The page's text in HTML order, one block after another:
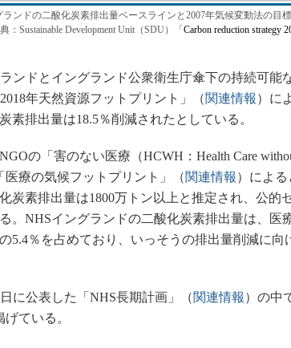
ンドの二酸化炭素排出量ベースラインと2007年気候変動法の目
：Sustainable Development Unit（SDU）「 Carbon reduction strategy
ンドとイングランド公衆衛生庁傘下の持続可能
年天然資源フットプリント」（関連情報 ）に
素排出量は18.5％削減されたとしている。
の「害のない医療（HCWH：Health Care
医療の気候フットプリント」（関連情報 ）によ
炭素排出量は1800万トン以上と推定され、公的
。NHSイングランドの二酸化炭素排出量は、医
5.4％を占めており、いっそうの排出量削減に向
に公表した「NHS長期計画」（関連情報 ）の中
ている。